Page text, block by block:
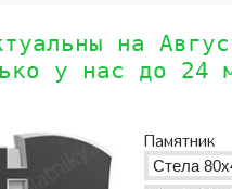
на
у нас до 24
Памятник